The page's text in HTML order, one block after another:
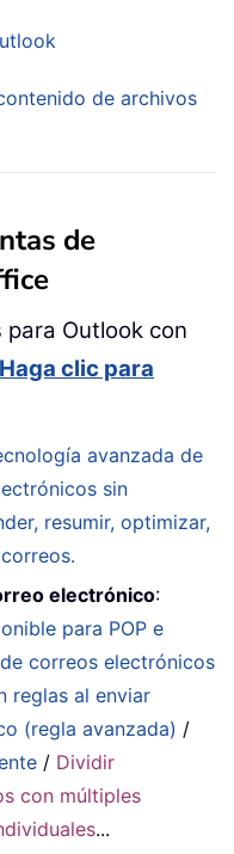
de archivos
de
para Outlook con
clic para
avanzada de
sin
resumir, optimizar,
electrónico:
para POP e
correos electrónicos
reglas al enviar
(regla avanzada) /
/ Dividir
con múltiples
...